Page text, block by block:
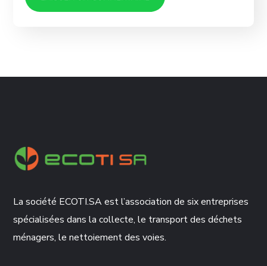
La société ECOTI.SA est l’association de six entreprises
spécialisées dans la collecte, le transport des déchets
ménagers, le nettoiement des voies.